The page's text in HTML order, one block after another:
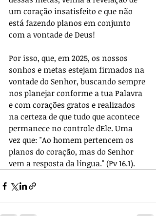
um coração insatisfeito e que não
está fazendo planos em conjunto
com a vontade de Deus!
Por isso, que, em 2025, os nossos
sonhos e metas estejam firmados na
vontade do Senhor, buscando sempre
nos planejar conforme a tua Palavra
e com corações gratos e realizados
na certeza de que tudo que acontece
permanece no controle dEle. Uma
vez que: "Ao homem pertencem os
planos do coração, mas do Senhor
vem a resposta da língua." (Pv 16.1).